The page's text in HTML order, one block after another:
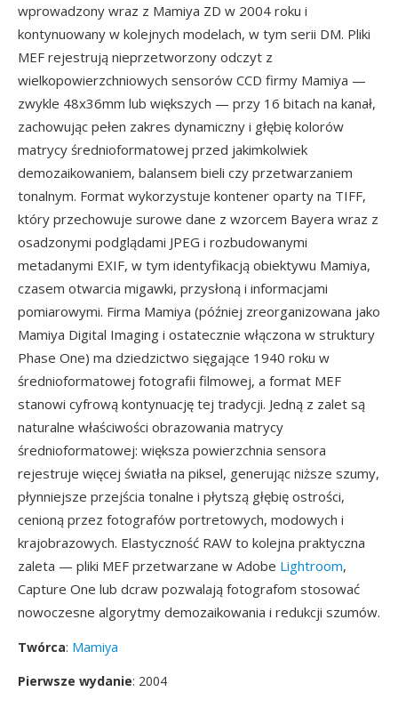
wprowadzony wraz z Mamiya ZD w 2004 roku i
kontynuowany w kolejnych modelach, w tym serii DM. Pliki
MEF rejestrują nieprzetworzony odczyt z
wielkopowierzchniowych sensorów CCD firmy Mamiya —
zwykle 48x36mm lub większych — przy 16 bitach na kanał,
zachowując pełen zakres dynamiczny i głębię kolorów
matrycy średnioformatowej przed jakimkolwiek
demozaikowaniem, balansem bieli czy przetwarzaniem
tonalnym. Format wykorzystuje kontener oparty na TIFF,
który przechowuje surowe dane z wzorcem Bayera wraz z
osadzonymi podglądami JPEG i rozbudowanymi
metadanymi EXIF, w tym identyfikacją obiektywu Mamiya,
czasem otwarcia migawki, przysłoną i informacjami
pomiarowymi. Firma Mamiya (później zreorganizowana jako
Mamiya Digital Imaging i ostatecznie włączona w struktury
Phase One) ma dziedzictwo sięgające 1940 roku w
średnioformatowej fotografii filmowej, a format MEF
stanowi cyfrową kontynuację tej tradycji. Jedną z zalet są
naturalne właściwości obrazowania matrycy
średnioformatowej: większa powierzchnia sensora
rejestruje więcej światła na piksel, generując niższe szumy,
płynniejsze przejścia tonalne i płytszą głębię ostrości,
cenioną przez fotografów portretowych, modowych i
krajobrazowych. Elastyczność RAW to kolejna praktyczna
zaleta — pliki MEF przetwarzane w Adobe Lightroom,
Capture One lub dcraw pozwalają fotografom stosować
nowoczesne algorytmy demozaikowania i redukcji szumów.
Twórca: Mamiya
Pierwsze wydanie: 2004